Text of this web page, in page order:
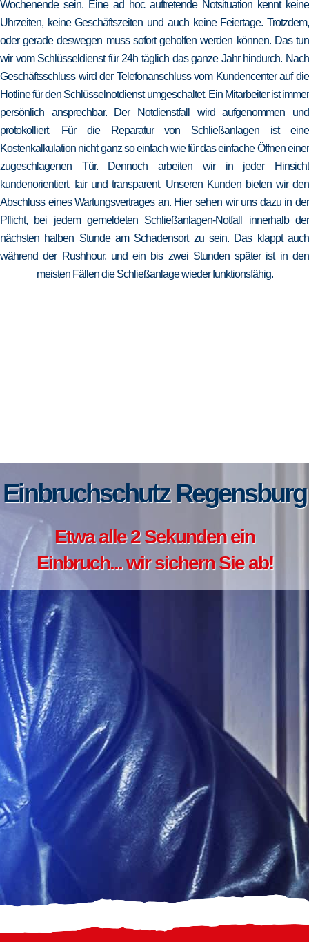
Wochenende sein. Eine ad hoc auftretende Notsituation kennt keine
Uhrzeiten, keine Geschäftszeiten und auch keine Feiertage. Trotzdem,
oder gerade deswegen muss sofort geholfen werden können. Das tun
wir vom Schlüsseldienst für 24h täglich das ganze Jahr hindurch. Nach
Geschäftsschluss wird der Telefonanschluss vom Kundencenter auf die
Hotline für den Schlüsselnotdienst umgeschaltet. Ein Mitarbeiter ist immer
persönlich ansprechbar. Der Notdienstfall wird aufgenommen und
protokolliert. Für die Reparatur von Schließanlagen ist eine
Kostenkalkulation nicht ganz so einfach wie für das einfache Öffnen einer
zugeschlagenen Tür. Dennoch arbeiten wir in jeder Hinsicht
kundenorientiert, fair und transparent. Unseren Kunden bieten wir den
Abschluss eines Wartungsvertrages an. Hier sehen wir uns dazu in der
Pflicht, bei jedem gemeldeten Schließanlagen-Notfall innerhalb der
nächsten halben Stunde am Schadensort zu sein. Das klappt auch
während der Rushhour, und ein bis zwei Stunden später ist in den
meisten Fällen die Schließanlage wieder funktionsfähig.
Einbruchschutz Regensburg
Etwa alle 2 Sekunden ein
Einbruch... wir sichern Sie ab!